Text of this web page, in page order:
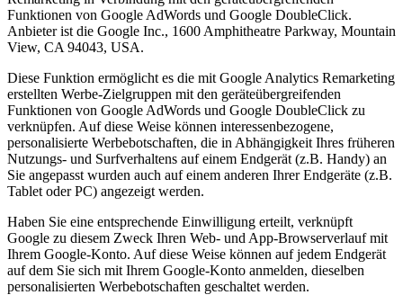
Funktionen von Google AdWords und Google DoubleClick.
Anbieter ist die Google Inc., 1600 Amphitheatre Parkway, Mountain
View, CA 94043, USA.
Diese Funktion ermöglicht es die mit Google Analytics Remarketing
erstellten Werbe-Zielgruppen mit den geräteübergreifenden
Funktionen von Google AdWords und Google DoubleClick zu
verknüpfen. Auf diese Weise können interessenbezogene,
personalisierte Werbebotschaften, die in Abhängigkeit Ihres früheren
Nutzungs- und Surfverhaltens auf einem Endgerät (z.B. Handy) an
Sie angepasst wurden auch auf einem anderen Ihrer Endgeräte (z.B.
Tablet oder PC) angezeigt werden.
Haben Sie eine entsprechende Einwilligung erteilt, verknüpft
Google zu diesem Zweck Ihren Web- und App-Browserverlauf mit
Ihrem Google-Konto. Auf diese Weise können auf jedem Endgerät
auf dem Sie sich mit Ihrem Google-Konto anmelden, dieselben
personalisierten Werbebotschaften geschaltet werden.